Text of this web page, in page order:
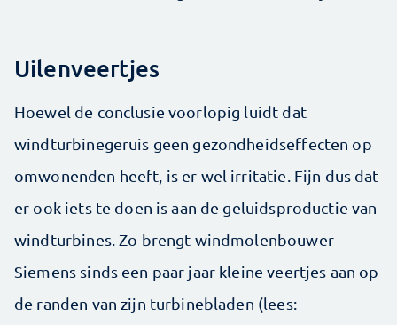
Uilenveertjes
Hoewel de conclusie voorlopig luidt dat
windturbinegeruis geen gezondheidseffecten op
omwonenden heeft, is er wel irritatie. Fijn dus dat
er ook iets te doen is aan de geluidsproductie van
windturbines. Zo brengt windmolenbouwer
Siemens sinds een paar jaar kleine veertjes aan op
de randen van zijn turbinebladen (lees: